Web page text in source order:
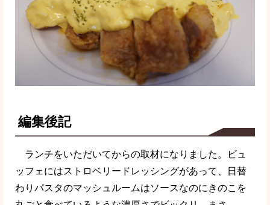
編集後記
ランチをいただいてからの取材になりました。ビュ
ッフェにはストロベリードレッシングがあって、日替
わりパスタのマッシュルームはソースなのにきのこを